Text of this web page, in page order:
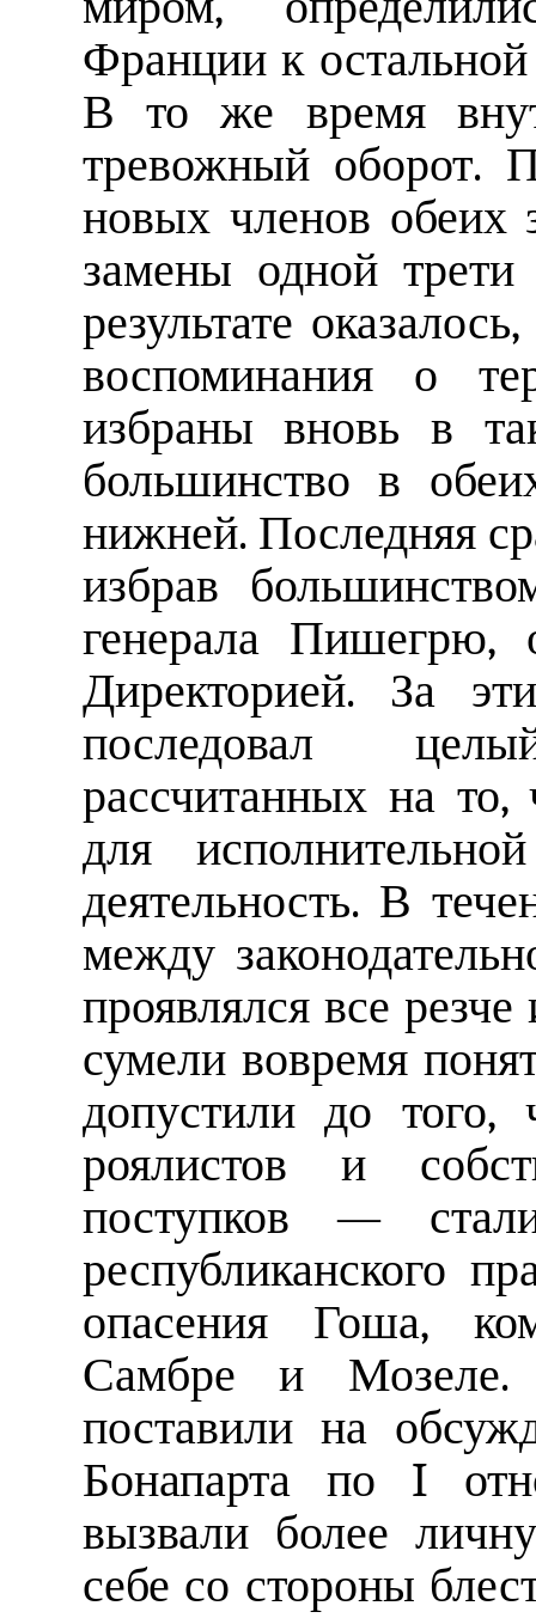
Франции к остальной
В то же время
тревожный оборот.
новых членов обеих
замены одной
результате
воспоминания о
избраны вновь в
большинство в
нижней. Последняя
избрав
генерала Пишегрю,
Директорией. За
последовал
рассчитанных на то,
для
деятельность. В
между
проявлялся все
сумели вовремя
допустили до того,
роялистов и
поступков —
республиканского
опасения Гоша,
Самбре и
поставили на
Бонапарта по I
вызвали более
себе со стороны